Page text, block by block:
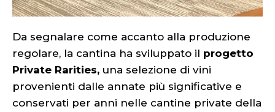
Da segnalare come accanto alla produzione
regolare, la cantina ha sviluppato il progetto
Private Rarities, una selezione di vini
provenienti dalle annate più significative e
conservati per anni nelle cantine private della